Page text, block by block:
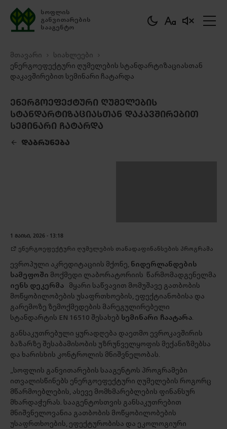
სოფლის
განვითარების
სააგენტო
მთავარი
სიახლეები
ენერგოეფექტური ღუმელების სტანდარტიზაციასთან
დაკავშირებით სემინარი ჩატარდა
ᲔᲜᲔᲠᲒᲝᲔᲤᲔᲥᲢᲣᲠᲘ ᲦᲣᲛᲔᲚᲔᲑᲘᲡ
ᲡᲢᲐᲜᲓᲐᲠᲢᲘᲖᲐᲪᲘᲐᲡᲗᲐᲜ ᲓᲐᲙᲐᲕᲨᲘᲠᲔᲑᲘᲗ
ᲡᲔᲛᲘᲜᲐᲠᲘ ᲩᲐᲢᲐᲠᲓᲐ
ᲓᲐᲑᲠᲣᲜᲔᲑᲐ
1 ᲛᲐᲘᲡᲘ, 2026 - 13:18
ენერგოეფექტური ღუმელების თანადაფინანსების პროგრამა
ევროპული აკრედიტაციის მქონე, ნიდერლანდების
სამეფოში მოქმედი ლაბორატორიის წარმომადგენელმა
იენს დეკერმა
მყარი საწვავით მომუშავე გათბობის
მოწყობილობების უსაფრთხოების, ეფექტიანობისა და
გარემოზე ზემოქმედების მარეგულირებელი
სტანდარტის EN 16510 შესახებ სემინარი ჩაატარა.
განსაკუთრებული ყურადღება დაეთმო ევროკავშირის
ბაზარზე შესაბამისობის უზრუნველყოფის მექანიზმებსა
და ხარისხის კონტროლის მნიშვნელობას.
„სოფლის განვითარების სააგენტოს პროგრამები
ითვალისწინებს ენერგოეფექტური ღუმელების როგორც
მწარმოებლების, ასევე მომხმარებლების ფინანსურ
მხარდაჭერას. სააგენტოსთვის განსაკუთრებით
მნიშვნელოვანია გათბობის მოწყობილობების
უსაფრთხოების, ეფექტურობისა და ეკოლოგიური